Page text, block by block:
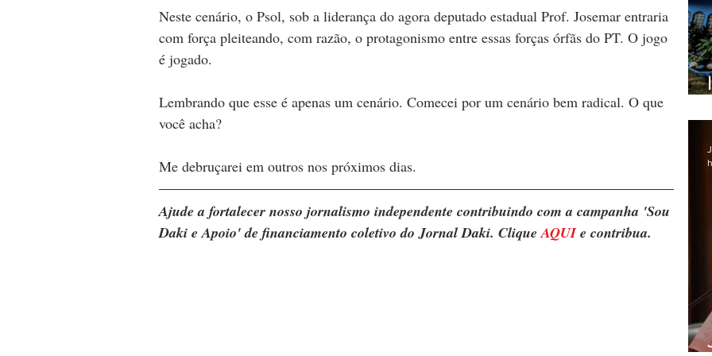
Neste cenário, o Psol, sob a liderança do agora deputado estadual Prof. Josemar entraria
com força pleiteando, com razão, o protagonismo entre essas forças órfãs do PT. O jogo
é jogado.
Lembrando que esse é apenas um cenário. Comecei por um cenário bem radical. O que
você acha?
Me debruçarei em outros nos próximos dias.
Ajude a fortalecer nosso jornalismo independente contribuindo com a campanha 'Sou
Daki e Apoio' de financiamento coletivo do Jornal Daki. Clique AQUI e contribua.